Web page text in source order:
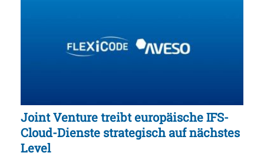
Joint Venture treibt europäische IFS-
Cloud-Dienste strategisch auf nächstes
Level